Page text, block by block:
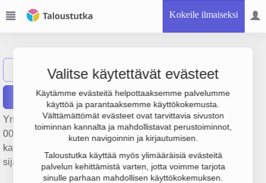
Kokeile ilmaiseksi
Valitse käytettävät evästeet
Käytämme evästeitä helpottaaksemme palvelumme
käyttöä ja parantaaksemme käyttökokemusta.
Välttämättömät evästeet ovat tarvittavia sivuston
toiminnan kannalta ja mahdollistavat perustoiminnot,
kuten navigoinnin ja kirjautumisen.
Taloustutka käyttää myös ylimääräisiä evästeitä
palvelun kehittämistä varten, jotta voimme tarjota
sinulle parhaan mahdollisen käyttökokemuksen.
Näytä haku PT Prihtin Talo Oy
Raportit
Yrityksen Prihtin Talo Oy liikevaihto on 284 000 €, tulos 69
000 € ja henkilöstömäärä 1. Sen päätoimiala on Yhdistetty
kasvinviljely ja kotieläintalous, perustamisvuosi 2009 ja
sijainti Sastamala. Yrityksen yhtiömuoto Osakeyhtiö (OY).